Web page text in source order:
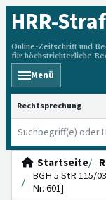
HRR-
Online-Zeitschrift und
für höchstrichterliche
Menü
HRRS durchsuchen
Startseite
BGH 5 StR 115/
Nr. 601]